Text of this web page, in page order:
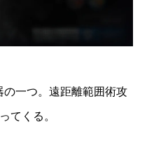
の一つ。遠距離範囲術攻
てくる。